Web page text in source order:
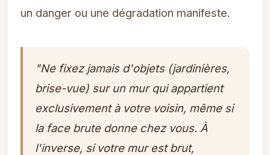
un danger ou une dégradation manifeste.
"Ne fixez jamais d'objets (jardinières,
brise-vue) sur un mur qui appartient
exclusivement à votre voisin, même si
la face brute donne chez vous. À
l'inverse, si votre mur est brut,